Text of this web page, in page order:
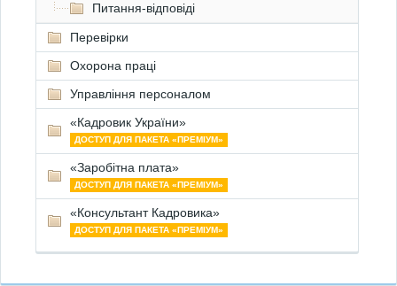
Питання-відповіді
Перевірки
Охорона праці
Управління персоналом
«Кадровик України»
ДОСТУП ДЛЯ ПАКЕТА «ПРЕМІУМ»
«Заробітна плата»
ДОСТУП ДЛЯ ПАКЕТА «ПРЕМІУМ»
«Консультант Кадровика»
ДОСТУП ДЛЯ ПАКЕТА «ПРЕМІУМ»